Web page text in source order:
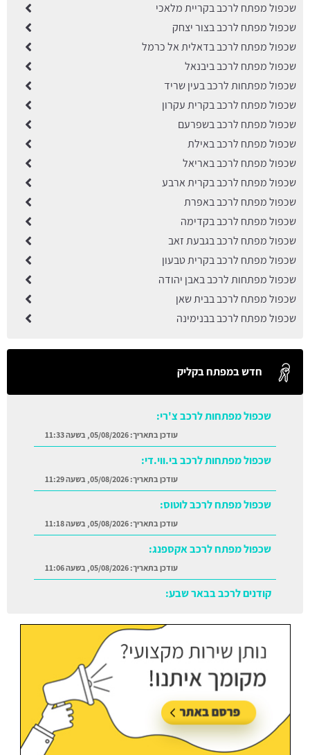
שכפול מפתח לרכב בקריית מלאכי
שכפול מפתח לרכב בצור יצחק
שכפול מפתח לרכב בדאלית אל כרמל
שכפול מפתח לרכב ביבנאל
שכפול מפתחות לרכב בעין שריד
שכפול מפתח לרכב בקרית עקרון
שכפול מפתח לרכב בשפרעם
שכפול מפתח לרכב באילת
שכפול מפתח לרכב באריאל
שכפול מפתח לרכב בקרית ארבע
שכפול מפתח לרכב באפרת
שכפול מפתח לרכב בקדימה
שכפול מפתח לרכב בגבעת זאב
שכפול מפתח לרכב בקרית טבעון
שכפול מפתחות לרכב באבן יהודה
שכפול מפתח לרכב בבית שאן
שכפול מפתח לרכב בבנימינה
חדש במפתח בקליק
שכפול מפתחות לרכב צ'רי:
עודכן בתאריך:05/08/2026, בשעה 11:33
שכפול מפתחות לרכב בי.ווי.די:
עודכן בתאריך:05/08/2026, בשעה 11:29
שכפול מפתח לרכב לוטוס:
עודכן בתאריך:05/08/2026, בשעה 11:18
שכפול מפתח לרכב אקספנג:
עודכן בתאריך:05/08/2026, בשעה 11:06
קודנים לרכב בבאר שבע: